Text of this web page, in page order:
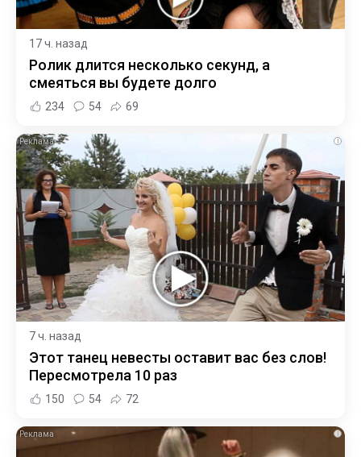
17 ч. назад
Ролик длится несколько секунд, а
смеяться вы будете долго
234 54 69
i
7 ч. назад
Этот танец невесты оставит вас без слов!
Пересмотрела 10 раз
150 54 72
i